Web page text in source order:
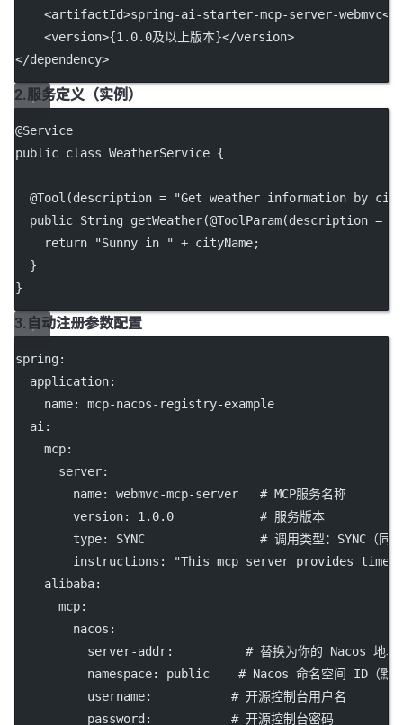
    <
artifactId>spring-ai-starter-mcp-server-webmvc</
    <
version>{1.0.0及以上版本}</version>
</dependency>
2.服务定义（实例）
@Service
public class WeatherService {
  @
Tool (description =
"Get weather information by city
public String getWeather(@ToolParam(description =
return
"Sunny in " + cityName;
  }
}
3.自动注册参数配置
spring:
application:
name: mcp-nacos-registry-example
ai :
mcp:
server:
name: webmvc-mcp-server
# MCP服务名称
version: 1.0.0
# 服务版本
type: SYNC
# 调用类型：SYNC（同
instructions :
"This mcp server provides time
alibaba:
mcp:
nacos :
server-addr: # 替换为你的 Nacos 地址
namespace: public
# Nacos 命名空间 ID（默
username: # 开源控制台用户名
password: # 开源控制台密码